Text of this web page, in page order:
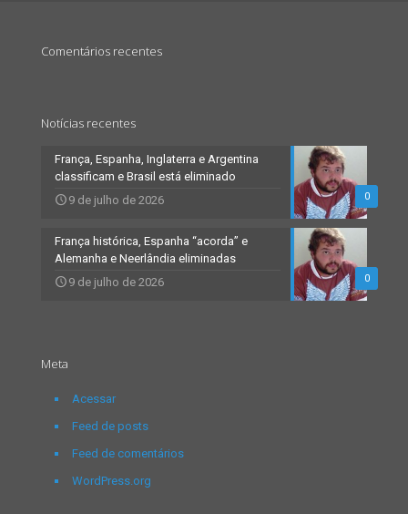
Comentários recentes
Notícias recentes
0
França, Espanha, Inglaterra e Argentina
classificam e Brasil está eliminado
9 de julho de 2026
0
França histórica, Espanha “acorda” e
Alemanha e Neerlândia eliminadas
9 de julho de 2026
Meta
Acessar
Feed de posts
Feed de comentários
WordPress.org